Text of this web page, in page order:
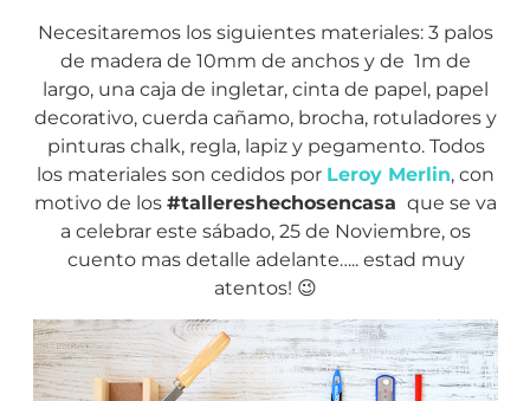
Necesitaremos los siguientes materiales: 3 palos
de madera de 10mm de anchos y de 1m de
largo, una caja de ingletar, cinta de papel, papel
decorativo, cuerda cañamo, brocha, rotuladores y
pinturas chalk, regla, lapiz y pegamento. Todos
los materiales son cedidos por Leroy Merlin, con
motivo de los #tallereshechosencasa que se va
a celebrar este sábado, 25 de Noviembre, os
cuento mas detalle adelante….. estad muy
atentos! 😉